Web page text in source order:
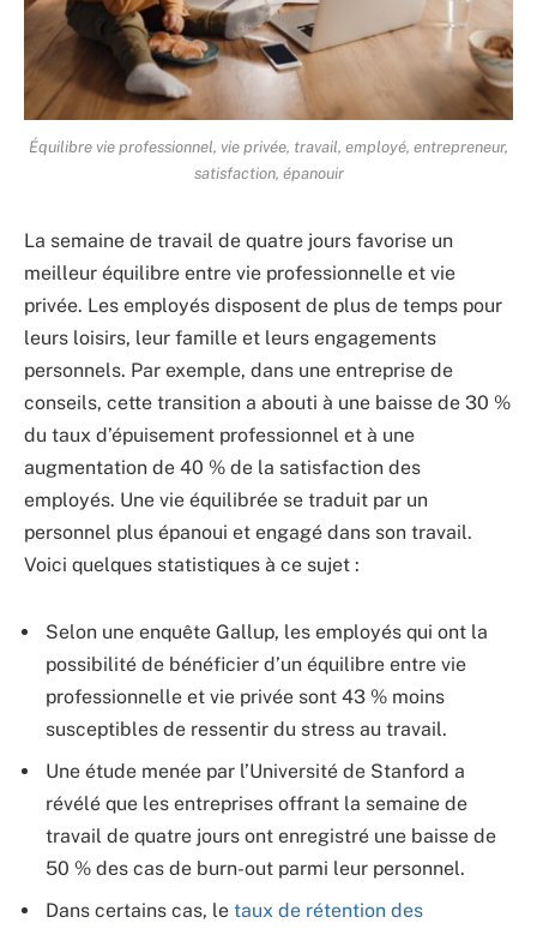
Équilibre vie professionnel, vie privée, travail, employé, entrepreneur,
satisfaction, épanouir
La semaine de travail de quatre jours favorise un
meilleur équilibre entre vie professionnelle et vie
privée. Les employés disposent de plus de temps pour
leurs loisirs, leur famille et leurs engagements
personnels. Par exemple, dans une entreprise de
conseils, cette transition a abouti à une baisse de 30 %
du taux d’épuisement professionnel et à une
augmentation de 40 % de la satisfaction des
employés. Une vie équilibrée se traduit par un
personnel plus épanoui et engagé dans son travail.
Voici quelques statistiques à ce sujet :
Selon une enquête Gallup, les employés qui ont la
possibilité de bénéficier d’un équilibre entre vie
professionnelle et vie privée sont 43 % moins
susceptibles de ressentir du stress au travail.
Une étude menée par l’Université de Stanford a
révélé que les entreprises offrant la semaine de
travail de quatre jours ont enregistré une baisse de
50 % des cas de burn-out parmi leur personnel.
Dans certains cas, le taux de rétention des